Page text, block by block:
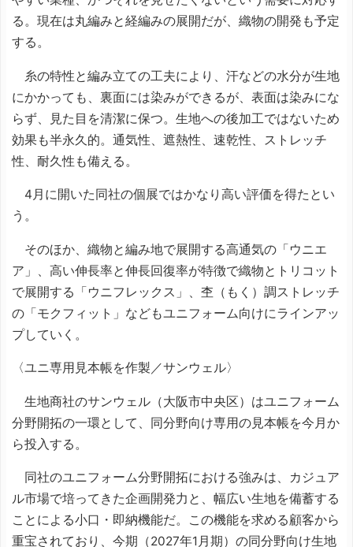
る。現在は丸編みと経編みの展開だが、織物の開発も予定
する。
糸の特性と編み立ての工夫により、汗などの水分が生地
にかかっても、裏面には染みができるが、表面は染みにな
らず、見た目を清潔に保つ。生地への後加工ではないため
効果も半永久的。通気性、遮熱性、速乾性、ストレッチ
性、耐久性も備える。
4月に開いた同社の個展ではかなり高い評価を得たとい
う。
そのほか、織物と編み地で展開する高通気の「ウニエ
ア」、高い伸長率と伸長回復率が特徴で織物とトリコット
で展開する「ウニフレックス」、杢（もく）調ストレッチ
の「モクフィット」などもユニフォーム向けにラインアッ
プしていく。
〈ユニ専用見本帳を作製／サンウェル〉
生地商社のサンウェル（大阪市中央区）はユニフォーム
分野開拓の一環として、同分野向け専用の見本帳を今月か
ら投入する。
同社のユニフォーム分野開拓における強みは、カジュア
ル市場で培ってきた企画開発力と、幅広い生地を備蓄する
ことによる小口・即納機能だ。この機能を求める顧客から
重宝されており、今期（2027年1月期）の同分野向け生地